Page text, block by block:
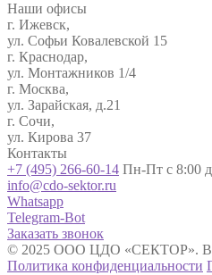
Наши офисы
г. Ижевск,
ул. Софьи Ковалевской 15
г. Краснодар,
ул. Монтажников 1/4
г. Москва,
ул. Зарайская, д.21
г. Сочи,
ул. Кирова 37
Контакты
+7 (495) 266-60-14 Пн-Пт с 8:00
info@cdo-sektor.ru
Whatsapp
Telegram-Bot
Заказать звонок
© 2025 ООО ЦДО «СЕКТОР».
Политика конфиденциальности